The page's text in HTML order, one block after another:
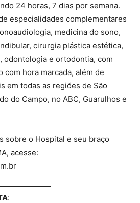
24 horas, 7 dias por semana.
especialidades complementares
medicina do sono,
cirurgia plástica estética,
odontologia e ortodontia, com
hora marcada, além de
em todas as regiões de São
do Campo, no ABC, Guarulhos e
sobre o Hospital e seu braço
acesse:
: